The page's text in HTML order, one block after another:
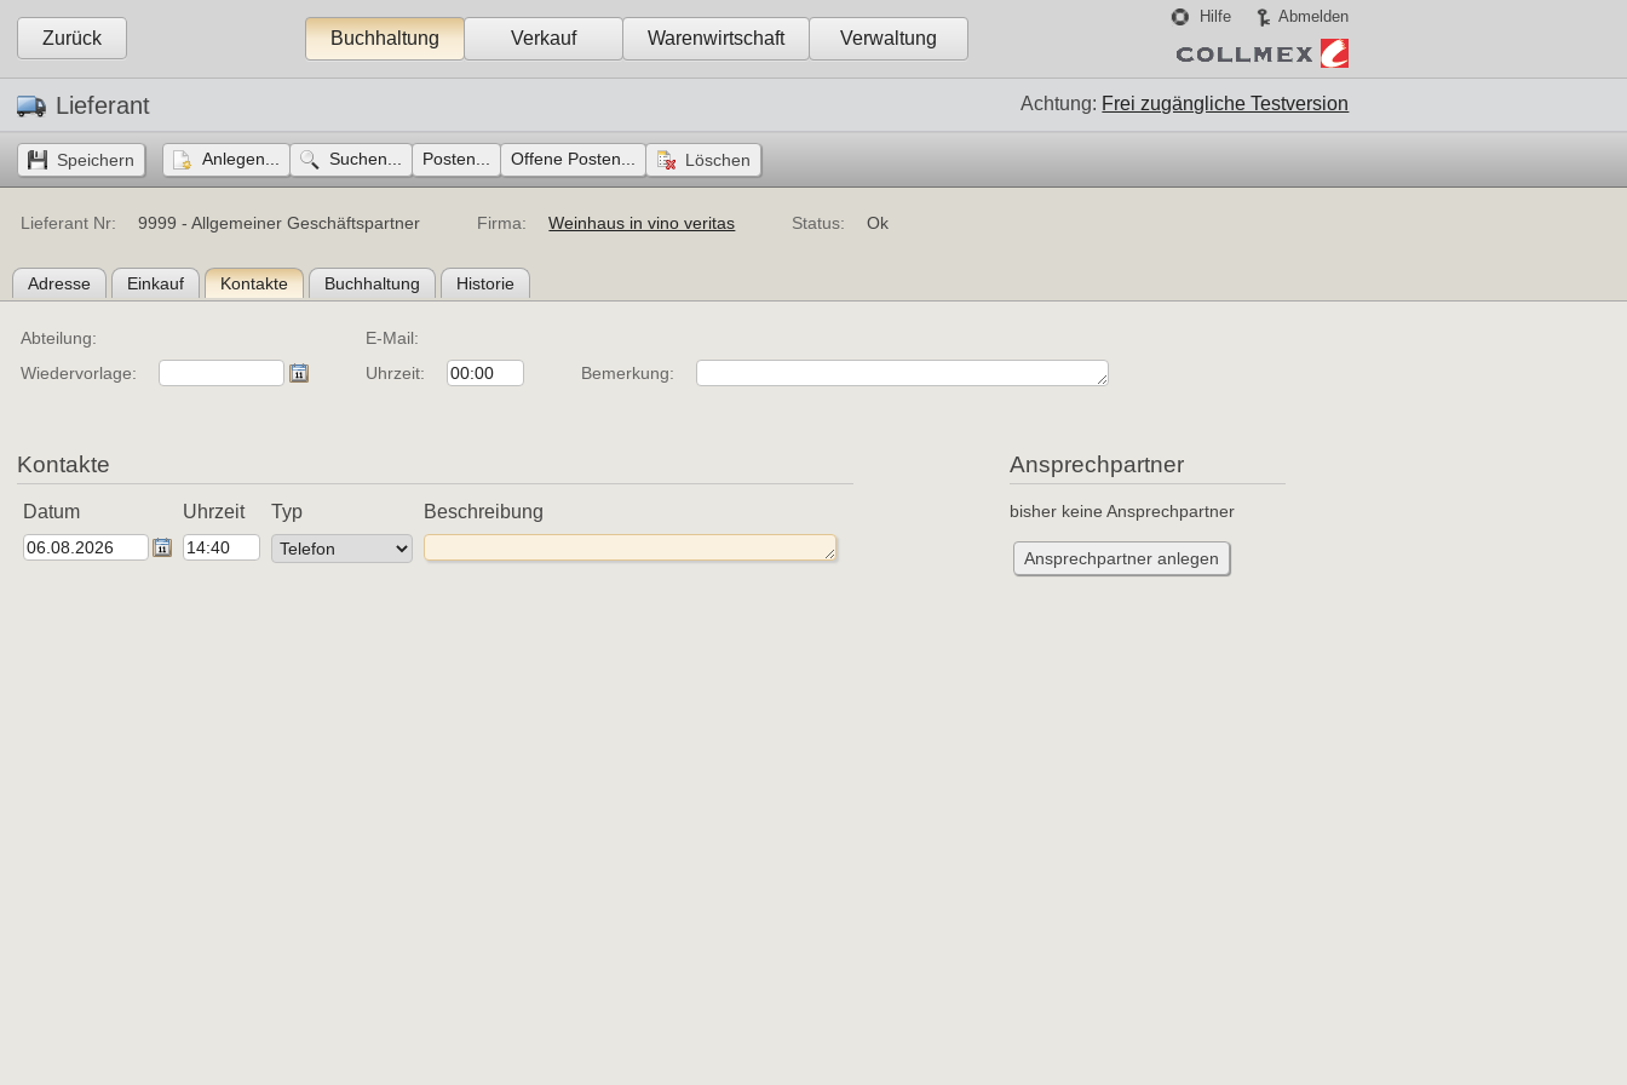
Zurück Buchhaltung Verkauf Warenwirtschaft Verwaltung
Hilfe Abmelden
Lieferant Achtung: Frei zugängliche Testversion
Anlegen... Suchen... Posten... Offene Posten...
Lieferant Nr: 9999 - Allgemeiner Geschäftspartner Firma: Weinhaus in vino veritas Status: Ok
Adresse Einkauf Kontakte Buchhaltung Historie
Abteilung:
E-Mail:
Wiedervorlage:
Uhrzeit: Bemerkung:
Kontakte
Datum Uhrzeit Typ Beschreibung
Ansprechpartner
bisher keine Ansprechpartner